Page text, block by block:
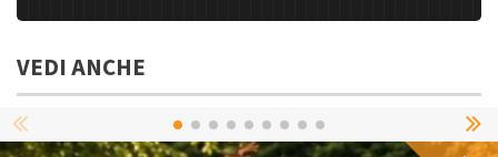
VEDI ANCHE